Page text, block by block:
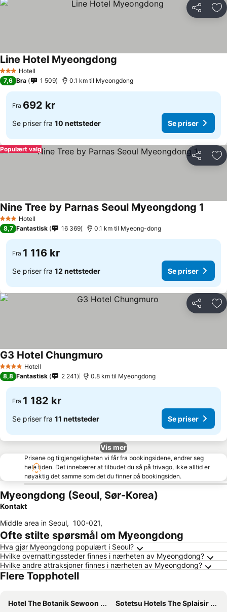
Del
3 StjernerHotell
Line Hotel Myeongdong
7,6 Bra 1 509 0.1 km til Myeongdong
Fra 692 kr
Se priser fra 10 nettsteder Se priser
Del
Populært valg
3 StjernerHotell
Nine Tree by Parnas Seoul Myeongdong 1
8,7 Fantastisk 16 369 0.1 km til Myeong-dong
Fra 1 116 kr
Se priser fra 12 nettsteder Se priser
Del
4 StjernerHotell
G3 Hotel Chungmuro
8,8 Fantastisk 2 241 0.8 km til Myeongdong
Fra 1 182 kr
Se priser fra 11 nettsteder Se priser
Vis mer
Prisene og tilgjengeligheten vi får fra bookingsidene, endrer seg
hele tiden. Det innebærer at tilbudet du så på trivago, ikke alltid er
nøyaktig det samme som det du finner på bookingsiden.
Myeongdong (Seoul, Sør-Korea)
Kontakt
Middle area in Seoul, 100-021,
Ofte stilte spørsmål om Myeongdong
Hva gjør Myeongdong populært i Seoul?
Hvilke overnattingssteder finnes i nærheten av Myeongdong?
Hvilke andre attraksjoner finnes i nærheten av Myeongdong?
Flere Topphotell
Hotel The Botanik Sewoon Myeongdong
Sotetsu Hotels The Splaisir Seoul Myeongdong